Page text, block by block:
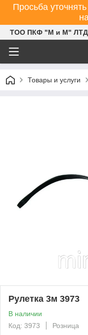
Просьба
ТОО ПКФ "М и М" ЛТД
Товары и услуги
Рулетка 3м 3973
В наличии
Код: 3973
Розница